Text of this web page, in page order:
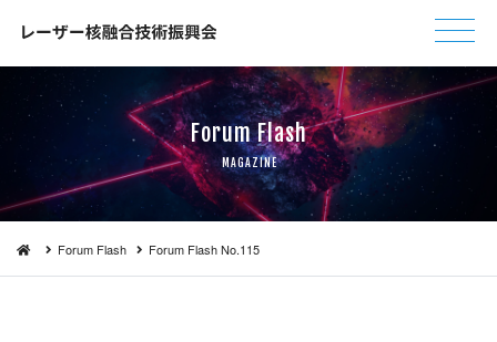
Forum F l a s h
MAGA Z I N E
Forum Flash Forum Flash No . 1 1 5